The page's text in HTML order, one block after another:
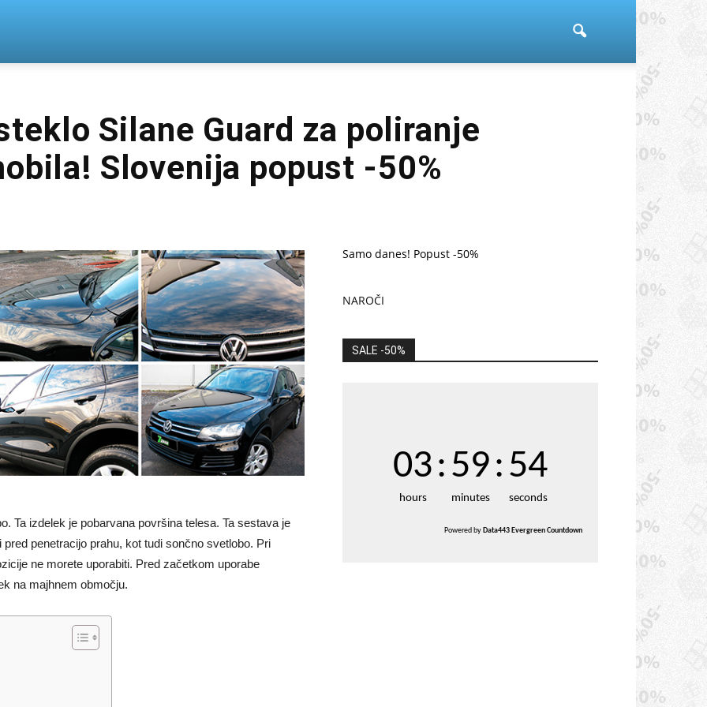
Silane Guard za poliranje
Slovenija popust -50%
Ta izdelek je pobarvana površina telesa. Ta sestava je
penetracijo prahu, kot tudi sončno svetlobo. Pri
ne morete uporabiti. Pred začetkom uporabe
na majhnem območju.
Samo danes! Popust -50%
NAROČI
SALE -50%
03
hours
:59
minutes
:52
seconds
Powered by Data443 Evergreen Countdown